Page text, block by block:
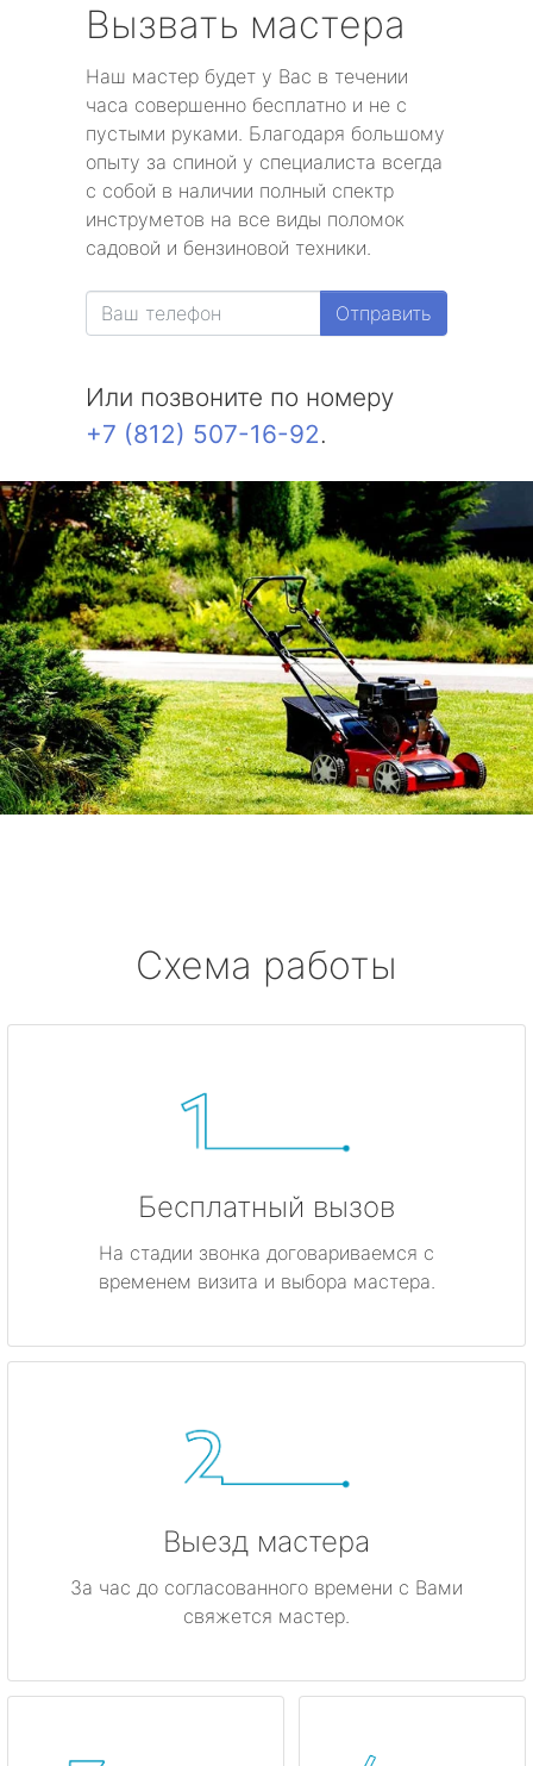
Вызвать мастера
Наш мастер будет у Вас в течении
часа совершенно бесплатно и не с
пустыми руками. Благодаря большому
опыту за спиной у специалиста всегда
с собой в наличии полный спектр
инструметов на все виды поломок
садовой и бензиновой техники.
Отправить
Или позвоните по номеру
+7 (812) 507-16-92.
Схема работы
Бесплатный вызов
На стадии звонка договариваемся с
временем визита и выбора мастера.
Выезд мастера
За час до согласованного времени с Вами
свяжется мастер.